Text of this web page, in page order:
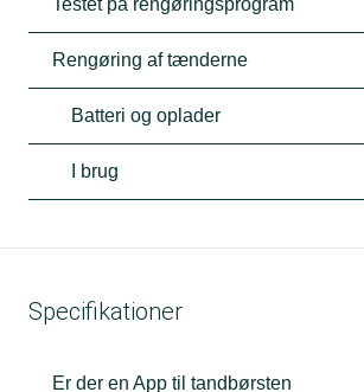
Rengøring af tænderne
Batteri og oplader
I brug
Specifikationer
Er der en App til tandbørsten